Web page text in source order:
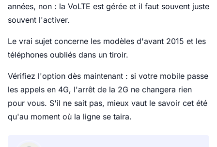
années, non : la VoLTE est gérée et il faut souvent juste
souvent l'activer.
Le vrai sujet concerne les modèles d'avant 2015 et les
téléphones oubliés dans un tiroir.
Vérifiez l'option dès maintenant : si votre mobile passe
les appels en 4G, l'arrêt de la 2G ne changera rien
pour vous. S'il ne sait pas, mieux vaut le savoir cet été
qu'au moment où la ligne se taira.